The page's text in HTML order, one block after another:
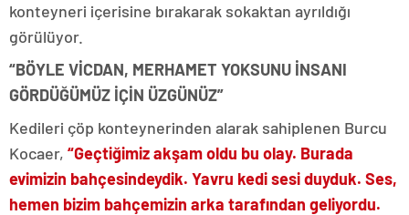
konteyneri içerisine bırakarak sokaktan ayrıldığı
görülüyor.
“BÖYLE VİCDAN, MERHAMET YOKSUNU İNSANI
GÖRDÜĞÜMÜZ İÇİN ÜZGÜNÜZ”
Kedileri çöp konteynerinden alarak sahiplenen Burcu
Kocaer, “Geçtiğimiz akşam oldu bu olay. Burada
evimizin bahçesindeydik. Yavru kedi sesi duyduk. Ses,
hemen bizim bahçemizin arka tarafından geliyordu.